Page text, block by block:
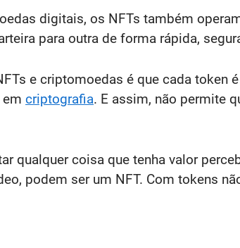
digitais, os NFTs também
para outra de forma rápida,
e criptomoedas é que cada
criptografia. E assim, não permite
qualquer coisa que tenha valor
podem ser um NFT. Com tokens